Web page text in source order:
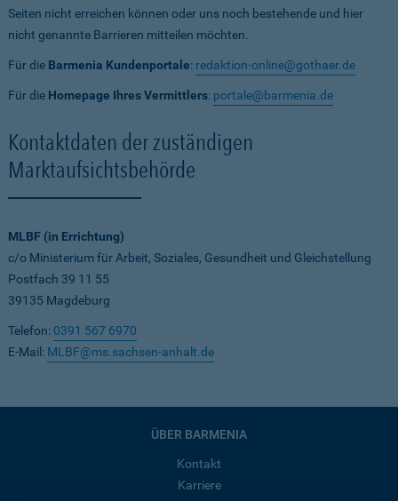
Seiten nicht erreichen können oder uns noch bestehende und hier
nicht genannte Barrieren mitteilen möchten.
Für die Barmenia Kundenportale: redaktion-online@gothaer.de
Für die Homepage Ihres Vermittlers: portale@barmenia.de
Kontaktdaten der zuständigen
Marktaufsichtsbehörde
MLBF (in Errichtung)
c/o Ministerium für Arbeit, Soziales, Gesundheit und Gleichstellung
Postfach 39 11 55
39135 Magdeburg
Telefon: 0391 567 6970
E-Mail: MLBF@ms.sachsen-anhalt.de
ÜBER BARMENIA
Kontakt
Karriere